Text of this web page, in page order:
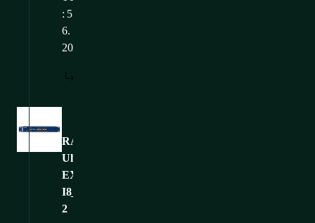
: 5.
6.
2026
RAMOS-
Ultra-
EX-
I8_CONTEG-
2